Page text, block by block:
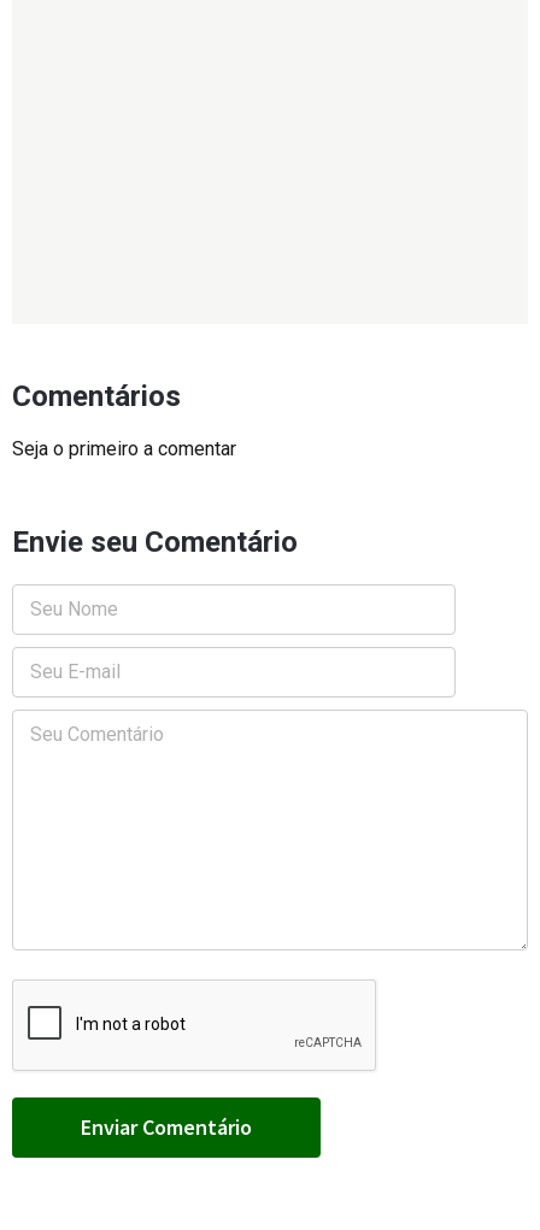
Comentários
Seja o primeiro a comentar
Envie seu Comentário